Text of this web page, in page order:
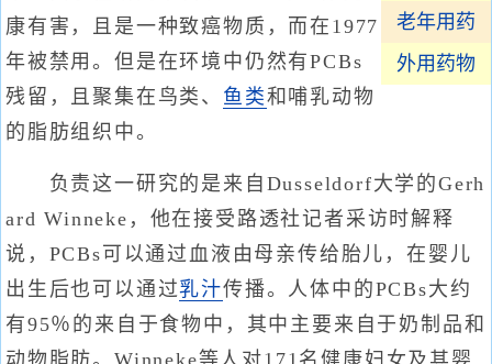
老年用药
外用药物
康有害，且是一种致癌物质，而在1977
年被禁用。但是在环境中仍然有PCBs
残留，且聚集在鸟类、 鱼类和哺乳动物
的脂肪组织中。
负责这一研究的是来自Dusseldorf大学的Gerh
ard Winneke，他在接受路透社记者采访时解释
说，PCBs可以通过血液由母亲传给胎儿，在婴儿
出生后也可以通过乳汁传播。人体中的PCBs大约
有95％的来自于食物中，其中主要来自于奶制品和
动物脂肪。Winneke等人对171名健康妇女及其婴